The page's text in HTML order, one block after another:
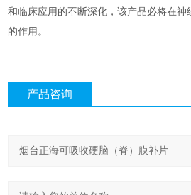
和临床应用的不断深化，该产品必将在
的作用。
产品咨询